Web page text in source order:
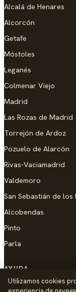
Alcalá de Henares
Alcorcón
Getafe
Móstoles
Leganés
Colmenar Viejo
Madrid
Las Rozas de Madrid
Torrejón de Ardoz
Pozuelo de Alarcón
Rivas-Vaciamadrid
Valdemoro
San Sebastián de los
Alcobendas
Pinto
Parla
AYUDA
Añadir empresa
Utilizamos cookies